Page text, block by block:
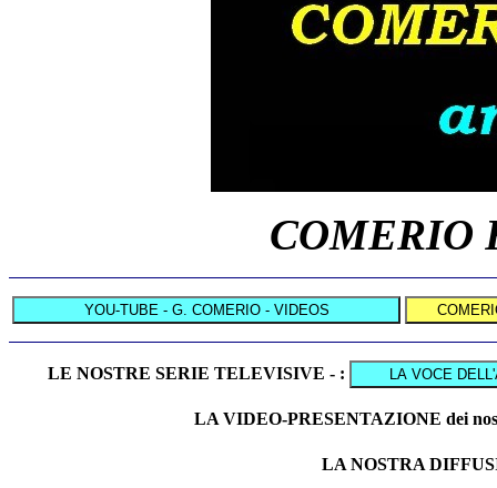
COMERIO
LE NOSTRE SERIE TELEVISIVE - :
LA VIDEO-PRESENTAZIONE dei
LA NOSTRA